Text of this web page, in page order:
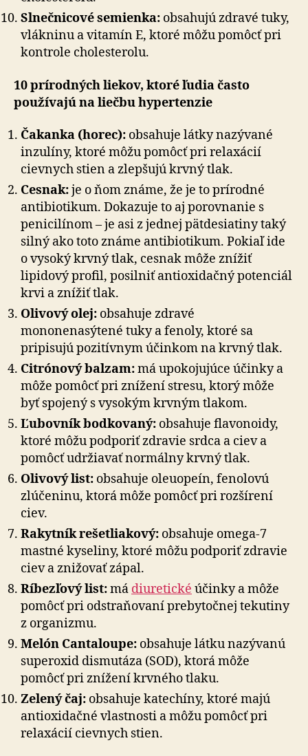
Slnečnicové semienka: obsahujú zdravé tuky,
vlákninu a vitamín E, ktoré môžu pomôcť pri
kontrole cholesterolu.
10 prírodných liekov, ktoré ľudia často
používajú na liečbu hypertenzie
Čakanka (horec): obsahuje látky nazývané
inzulíny, ktoré môžu pomôcť pri relaxácií
cievnych stien a zlepšujú krvný tlak.
Cesnak:je o ňom známe, že je to prírodné
antibiotikum. Dokazuje to aj porovnanie s
penicilínom – je asi z jednej pätdesiatiny taký
silný ako toto známe antibiotikum. Pokiaľ ide
o vysoký krvný tlak, cesnak môže znížiť
lipidový profil, posilniť antioxidačný potenciál
krvi a znížiť tlak.
Olivový olej: obsahuje zdravé
mononenasýtené tuky a fenoly, ktoré sa
pripisujú pozitívnym účinkom na krvný tlak.
Citrónový balzam:má upokojujúce účinky a
môže pomôcť pri znížení stresu, ktorý môže
byť spojený s vysokým krvným tlakom.
Ľubovník bodkovaný: obsahuje flavonoidy,
ktoré môžu podporiť zdravie srdca a ciev a
pomôcť udržiavať normálny krvný tlak.
Olivový list: obsahuje oleuopeín, fenolovú
zlúčeninu, ktorá môže pomôcť pri rozšírení
ciev.
Rakytník rešetliakový: obsahuje omega-7
mastné kyseliny, ktoré môžu podporiť zdravie
ciev a znižovať zápal.
Ríbezľový list:má diuretické účinky a môže
pomôcť pri odstraňovaní prebytočnej tekutiny
z organizmu.
Melón Cantaloupe: obsahuje látku nazývanú
superoxid dismutáza (SOD), ktorá môže
pomôcť pri znížení krvného tlaku.
Zelený čaj: obsahuje katechíny, ktoré majú
antioxidačné vlastnosti a môžu pomôcť pri
relaxácií cievnych stien.